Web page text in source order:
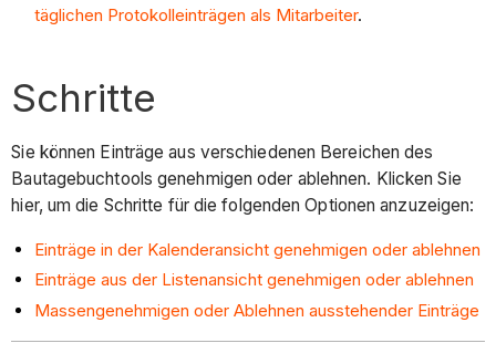
täglichen Protokolleinträgen als Mitarbeiter.
Schritte
Sie können Einträge aus verschiedenen Bereichen des
Bautagebuchtools genehmigen oder ablehnen. Klicken Sie
hier, um die Schritte für die folgenden Optionen anzuzeigen:
Einträge in der Kalenderansicht genehmigen oder ablehnen
Einträge aus der Listenansicht genehmigen oder ablehnen
Massengenehmigen oder Ablehnen ausstehender Einträge